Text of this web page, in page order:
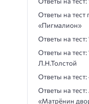
Ответы на
«Пигмалион»
Ответы на
Ответы на
Л.Н.Толстой
Ответы на
Ответы на
«Матрёнин